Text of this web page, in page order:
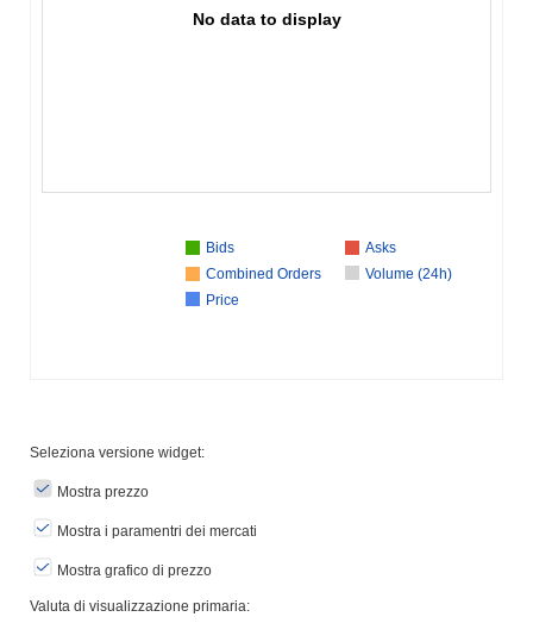
No data to display
Bids
Asks
Combined Orders
Volume (24h)
Price
Seleziona versione widget:
Mostra prezzo
Mostra i paramentri dei mercati
Mostra grafico di prezzo
Valuta di visualizzazione primaria: